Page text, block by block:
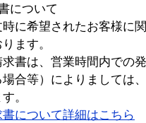
について
時に希望されたお客様に
ます。
求書は、営業時間内での
場合等）によりましては
。
書について詳細はこちら